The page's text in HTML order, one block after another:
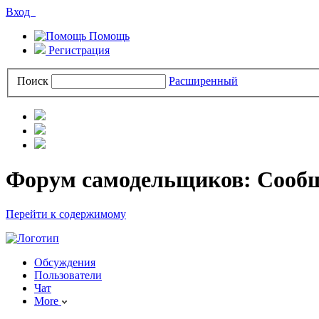
Вход
Помощь
Регистрация
Поиск Расширенный
Форум самодельщиков:
Перейти к содержимому
Обсуждения
Пользователи
Чат
More